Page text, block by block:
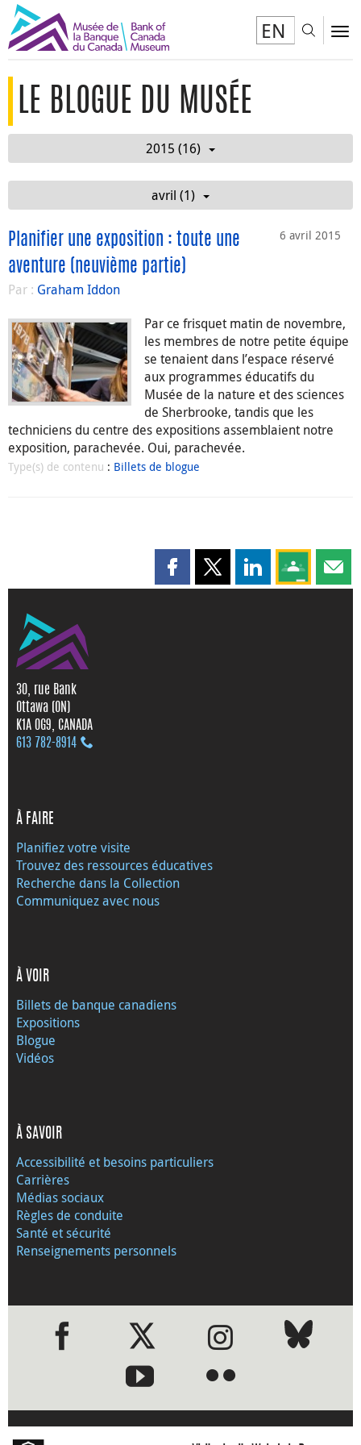
EN
LE BLOGUE DU MUSÉE
2015 (16)
avril (1)
6 avril 2015
Planifier une exposition : toute une
aventure (neuvième partie)
Par : Graham Iddon
Par ce frisquet matin de novembre,
les membres de notre petite équipe
se tenaient dans l’espace réservé
aux programmes éducatifs du
Musée de la nature et des sciences
de Sherbrooke, tandis que les
techniciens du centre des expositions assemblaient notre
exposition, parachevée. Oui, parachevée.
Type(s) de contenu : Billets de blogue
Partager cette page sur
Partager cette page sur X
Partager cette
Partagez
30, rue Bank
Ottawa (ON)
K1A 0G9, CANADA
613 782‑8914
À FAIRE
Planifiez votre visite
Trouvez des ressources éducatives
Recherche dans la Collection
Communiquez avec nous
À VOIR
Billets de banque canadiens
Expositions
Blogue
Vidéos
À SAVOIR
Accessibilité et besoins particuliers
Carrières
Médias sociaux
Règles de conduite
Santé et sécurité
Renseignements personnels
●●